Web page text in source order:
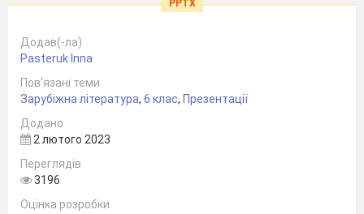
PPTX
Додав(-ла)
Pasteruk Inna
Пов’язані теми
Зарубіжна література, 6 клас, Презентації
Додано
2 лютого 2023
Переглядів
3196
Оцінка розробки